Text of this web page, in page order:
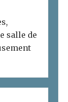
salle de